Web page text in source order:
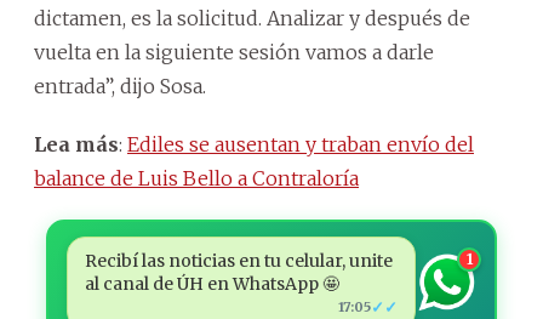
dictamen, es la solicitud. Analizar y después de
vuelta en la siguiente sesión vamos a darle
entrada”, dijo Sosa.
Lea más: Ediles se ausentan y traban envío del
balance de Luis Bello a Contraloría
Recibí las noticias en tu celular, unite
al canal de ÚH en WhatsApp 🤩
17:05✓✓
1